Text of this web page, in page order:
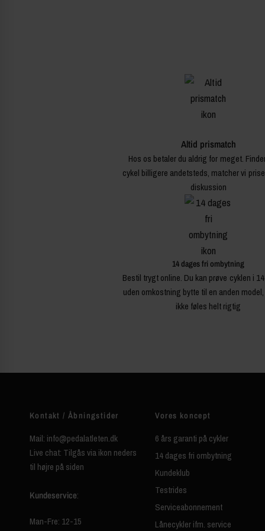
Altid prismatch
Hos os betaler du aldrig for meget.
cykel billigere andetsteds, matcher vi
diskussion
14 dages fri ombytning
Bestil trygt online. Du kan prøve cyklen i
uden omkostning bytte til en anden
ikke føles helt rigtig
Kontakt / Åbningstider
Mail: info@pedalatleten.dk
Live chat: Tilgås via ikon neders
til højre på siden
Kundeservice:
Man-Fre: 12-15
Vores koncept
6 års garanti på cykler
14 dages fri ombytning
Kundeklub
Testrides
Serviceabonnement
Lånecykler ifm. service